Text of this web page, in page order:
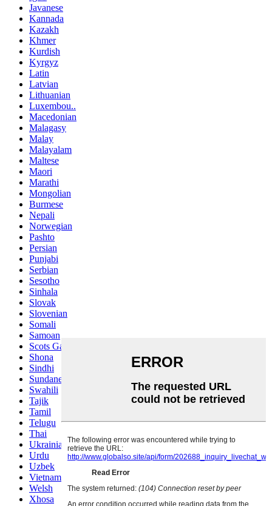
Javanese
Kannada
Kazakh
Khmer
Kurdish
Kyrgyz
Latin
Latvian
Lithuanian
Luxembou..
Macedonian
Malagasy
Malay
Malayalam
Maltese
Maori
Marathi
Mongolian
Burmese
Nepali
Norwegian
Pashto
Persian
Punjabi
Serbian
Sesotho
Sinhala
Slovak
Slovenian
Somali
Samoan
Scots Gaelic
Shona
Sindhi
Sundanese
Swahili
Tajik
Tamil
Telugu
Thai
Ukrainian
Urdu
Uzbek
Vietnamese
Welsh
Xhosa